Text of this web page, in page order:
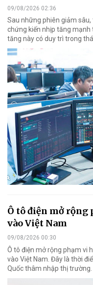
09/08/2026 02:36
Sau những phiên giảm
chứng kiến nhịp tăng mạnh
tăng này có duy trì trong
Ô tô điện mở rộng
vào Việt Nam
09/08/2026 00:30
Ô tô điện mở rộng phạm vi
vào Việt Nam. Đây là thời
Quốc thâm nhập thị trường.